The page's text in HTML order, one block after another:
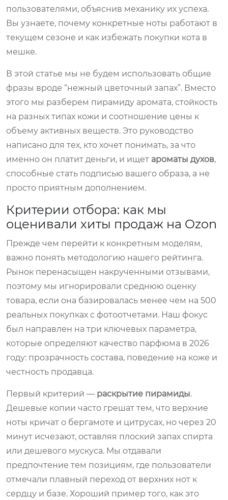
пользователями, объяснив механику их успеха.
Вы узнаете, почему конкретные ноты работают в
текущем сезоне и как избежать покупки кота в
мешке.
В этой статье мы не будем использовать общие
фразы вроде “нежный цветочный запах”. Вместо
этого мы разберем пирамиду аромата, стойкость
на разных типах кожи и соотношение цены к
объему активных веществ. Это руководство
написано для тех, кто хочет понимать, за что
именно он платит деньги, и ищет ароматы духов,
способные стать подписью вашего образа, а не
просто приятным дополнением.
Критерии отбора: как мы
оценивали хиты продаж на Ozon
Прежде чем перейти к конкретным моделям,
важно понять методологию нашего рейтинга.
Рынок перенасыщен накрученными отзывами,
поэтому мы игнорировали среднюю оценку
товара, если она базировалась менее чем на 500
реальных покупках с фотоотчетами. Наш фокус
был направлен на три ключевых параметра,
которые определяют качество парфюма в 2026
году: прозрачность состава, поведение на коже и
честность продавца.
Первый критерий — раскрытие пирамиды.
Дешевые копии часто грешат тем, что верхние
ноты кричат о бергамоте и цитрусах, но через 20
минут исчезают, оставляя плоский запах спирта
или дешевого мускуса. Мы отдавали
предпочтение тем позициям, где пользователи
отмечали плавный переход от верхних нот к
сердцу и базе. Хороший пример того, как это